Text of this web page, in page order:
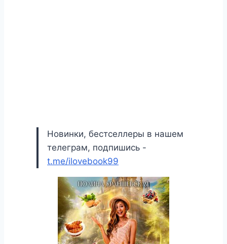
Новинки, бестселлеры в нашем
телеграм, подпишись -
t.me/ilovebook99